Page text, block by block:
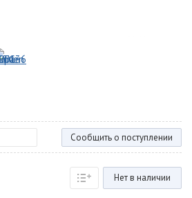
Сообщить о поступлении
Нет в наличии